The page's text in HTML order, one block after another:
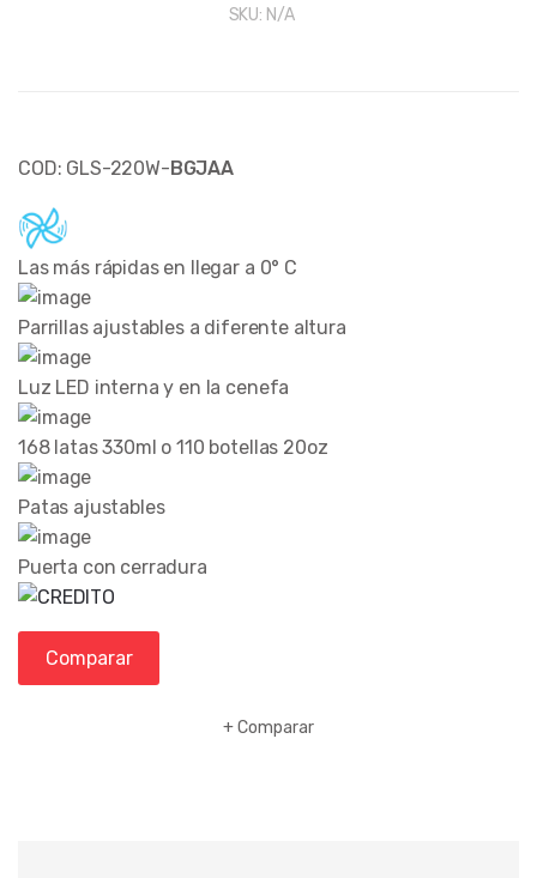
SKU: N/A
COD: GLS-220W- BGJAA
Las más rápidas en llegar a 0° C
Parrillas ajustables a diferente altura
Luz LED interna y en la cenefa
168 latas 330ml o 110 botellas 20oz
Patas ajustables
Puerta con cerradura
Comparar
Comparar